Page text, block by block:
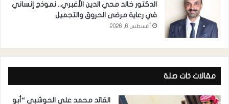
الدكتور خالد محي الدين الأغبري.. نموذج إنساني
في رعاية مرضى الحروق والتجميل
أغسطس 6, 2026
مقالات ذات صلة
القائد محمد علي الحوشبي “أبو